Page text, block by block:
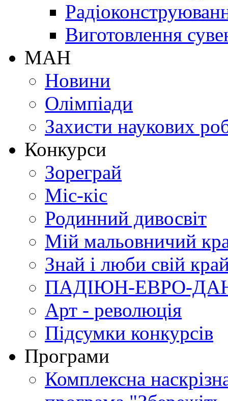
Виготовлення
МАН
Новини
Олімпіади
Захисти наукових
Конкурси
Зореграй
Міс-кіс
Родинний дивосвіт
Мій мальовничий
Знай і люби свій
ПАДІЮН-ЕВРО-
Арт - революція
Підсумки конкурсів
Програми
Комплексна